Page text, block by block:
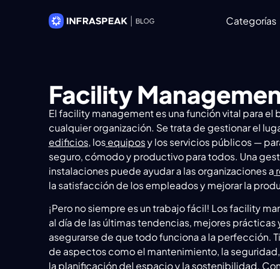
Categorías
Facility
El facility management es una función vital para el
cualquier organización. Se trata de gestionar el
edificios, los equiposy los servicios públicos —
seguro, cómodo y productivo para todos. Una
instalaciones puede ayudar a las organizaciones a
la satisfacción de los empleados y mejorar la
¡Pero no siempre es un trabajo fácil! Los facility
al día de las últimas tendencias, mejores prácticas
asegurarse de que todo funciona a la perfección.
de aspectos como el mantenimiento, la
la planificación del espacio y la sostenibilidad.